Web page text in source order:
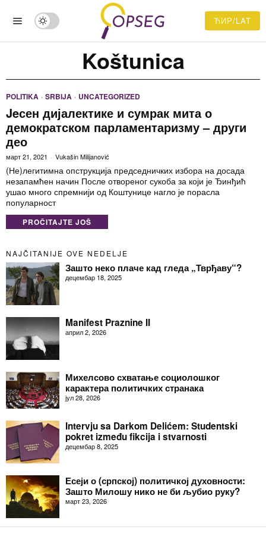
ЋИР/LAT
Koštunica
POLITIKA · SRBIJA · UNCATEGORIZED
Jeсен дијалектике и сумрак мита о
демократском парламентаризму – други
део
март 21, 2021 Vukašin Milijanović
(Не)легитимна опструкција председничких избора на досада
незапамћен начин После отвореног сукоба за који је Ђинђић
ушао много спремнији од Коштунице нагло је порасла
популарност
PROČITAJTE JOŠ
NAJČITANIJE OVE NEDELJE
Зашто неко плаче кад гледа „Тврђаву“?
децембар 18, 2025
Manifest Praznine II
април 2, 2026
Михелсово схватање социолошког
карактера политичких странака
јул 28, 2026
Intervju sa Darkom Delićem: Studentski
pokret između fikcija i stvarnosti
децембар 8, 2025
Есеји о (српској) политичкој духовности:
Зашто Милошу нико не би љубио руку?
март 23, 2026